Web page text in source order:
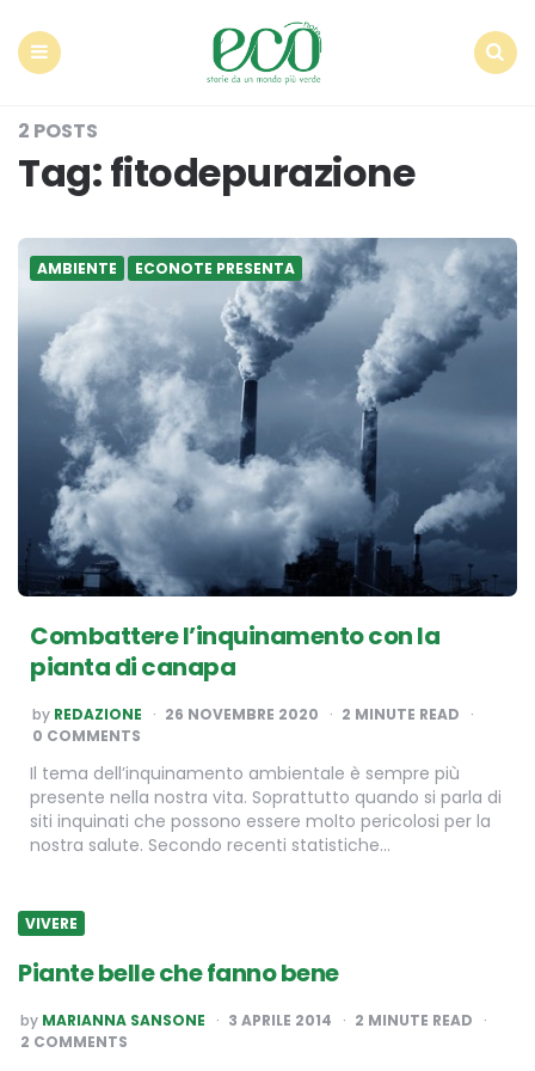
2 POSTS
Tag:fitodepurazione
AMBIENTE ECONOTE PRESENTA
Combattere l’inquinamento con la
pianta di canapa
POSTED
BY
by REDAZIONE 26 NOVEMBRE 2020 2 MINUTE READ
0 COMMENTS
Il tema dell’inquinamento ambientale è sempre più
presente nella nostra vita. Soprattutto quando si parla di
siti inquinati che possono essere molto pericolosi per la
nostra salute. Secondo recenti statistiche…
VIVERE
Piante belle che fanno bene
POSTED
BY
by MARIANNA SANSONE 3 APRILE 2014 2 MINUTE READ
2 COMMENTS